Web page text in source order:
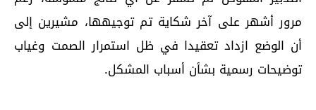
مرور أشهر على آخر شكاية تم توجيهها، مشيرين إلى
أن الوضع ازداد تعقيدا في ظل استمرار الصمت وغياب
توضيحات رسمية بشأن أسباب المشكل.